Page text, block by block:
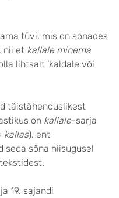
tüvi, mis on sõnades
nii et kallale minema
lihtsalt ’kaldale või
täistähenduslikest
on kallale-sarja
kallas), ent
seda sõna niisugusel
19. sajandi